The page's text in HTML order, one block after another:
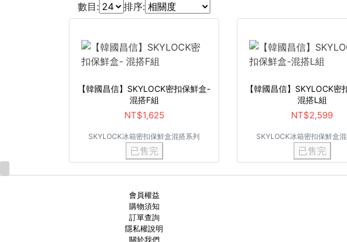
數目:
排序:
【韓國昌信】SKYLOCK密扣保鮮盒-
混搭F組
NT$1,625
SKYLOCK冰箱密扣保鮮盒混搭系列
已售完
【韓國昌信】SKYLOCK密
混搭L組
NT$2,599
SKYLOCK冰箱密扣保鮮盒
已售完
會員權益
購物須知
訂單查詢
隱私權說明
關於我們